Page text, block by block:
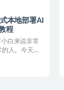
本地部署AI
程
白来说非常
人。今天分